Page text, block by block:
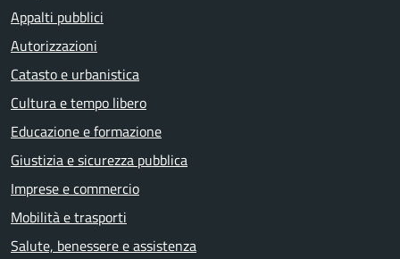
Appalti pubblici
Autorizzazioni
Catasto e urbanistica
Cultura e tempo libero
Educazione e formazione
Giustizia e sicurezza pubblica
Imprese e commercio
Mobilità e trasporti
Salute, benessere e assistenza